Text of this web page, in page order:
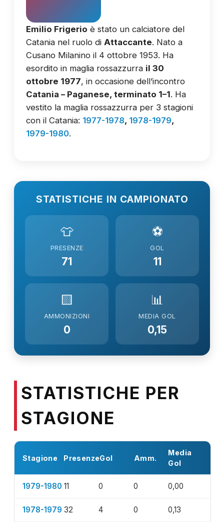
Emilio Frigerio è stato un calciatore del
Catania nel ruolo di Attaccante. Nato a
Cusano Milanino il 4 ottobre 1953. Ha
esordito in maglia rossazzurra il 30
ottobre 1977, in occasione dell’incontro
Catania – Paganese, terminato 1–1. Ha
vestito la maglia rossazzurra per 3 stagioni
con il Catania: 1977-1978, 1978-1979,
1979-1980.
STATISTICHE IN CAMPIONATO
👕
PRESENZE
71
⚽
GOL
11
🟨
AMMONIZIONI
0
📊
MEDIA GOL
0,15
STATISTICHE PER
STAGIONE
Stagione PresenzeGol Amm.
Media
Gol
1979-1980 11 0 0 0,00
1978-1979 32 4 0 0,13